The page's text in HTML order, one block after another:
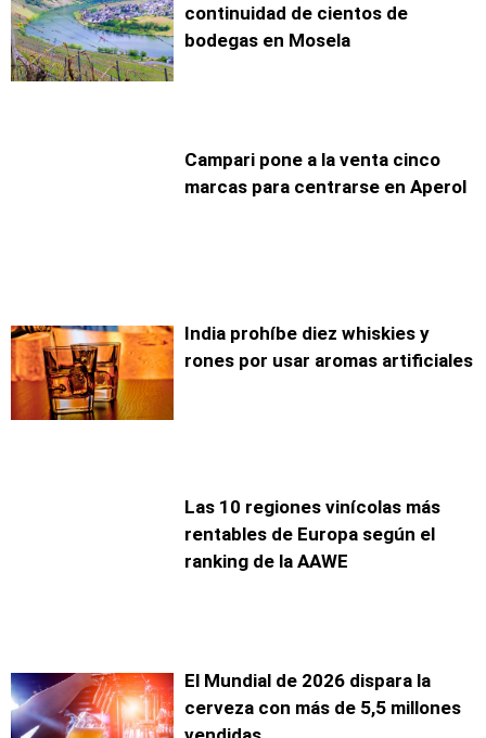
continuidad de cientos de
bodegas en Mosela
Campari pone a la venta cinco
marcas para centrarse en Aperol
India prohíbe diez whiskies y
rones por usar aromas artificiales
Las 10 regiones vinícolas más
rentables de Europa según el
ranking de la AAWE
El Mundial de 2026 dispara la
cerveza con más de 5,5 millones